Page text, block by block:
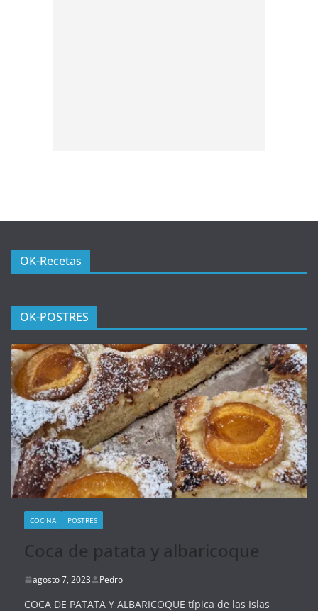
OK-Recetas
OK-POSTRES
COCINA POSTRES
Coca de patata y albaricoque
agosto 7, 2023 Pedro
COCA DE PATATA Y ALBARICOQUE típica de las Islas